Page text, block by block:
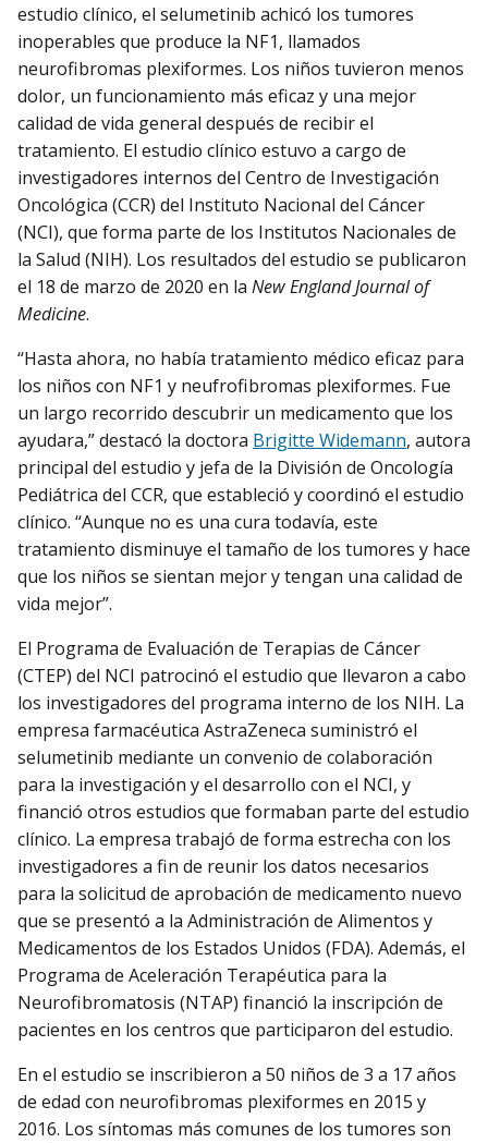
estudio clínico, el selumetinib achicó los tumores
inoperables que produce la NF1, llamados
neurofibromas plexiformes. Los niños tuvieron menos
dolor, un funcionamiento más eficaz y una mejor
calidad de vida general después de recibir el
tratamiento. El estudio clínico estuvo a cargo de
investigadores internos del Centro de Investigación
Oncológica (CCR) del Instituto Nacional del Cáncer
(NCI), que forma parte de los Institutos Nacionales de
la Salud (NIH). Los resultados del estudio se publicaron
el 18 de marzo de 2020 en la New England Journal of
Medicine.
“Hasta ahora, no había tratamiento médico eficaz para
los niños con NF1 y neufrofibromas plexiformes. Fue
un largo recorrido descubrir un medicamento que los
ayudara,” destacó la doctora Brigitte Widemann, autora
principal del estudio y jefa de la División de Oncología
Pediátrica del CCR, que estableció y coordinó el estudio
clínico. “Aunque no es una cura todavía, este
tratamiento disminuye el tamaño de los tumores y hace
que los niños se sientan mejor y tengan una calidad de
vida mejor”.
El Programa de Evaluación de Terapias de Cáncer
(CTEP) del NCI patrocinó el estudio que llevaron a cabo
los investigadores del programa interno de los NIH. La
empresa farmacéutica AstraZeneca suministró el
selumetinib mediante un convenio de colaboración
para la investigación y el desarrollo con el NCI, y
financió otros estudios que formaban parte del estudio
clínico. La empresa trabajó de forma estrecha con los
investigadores a fin de reunir los datos necesarios
para la solicitud de aprobación de medicamento nuevo
que se presentó a la Administración de Alimentos y
Medicamentos de los Estados Unidos (FDA). Además, el
Programa de Aceleración Terapéutica para la
Neurofibromatosis (NTAP) financió la inscripción de
pacientes en los centros que participaron del estudio.
En el estudio se inscribieron a 50 niños de 3 a 17 años
de edad con neurofibromas plexiformes en 2015 y
2016. Los síntomas más comunes de los tumores son